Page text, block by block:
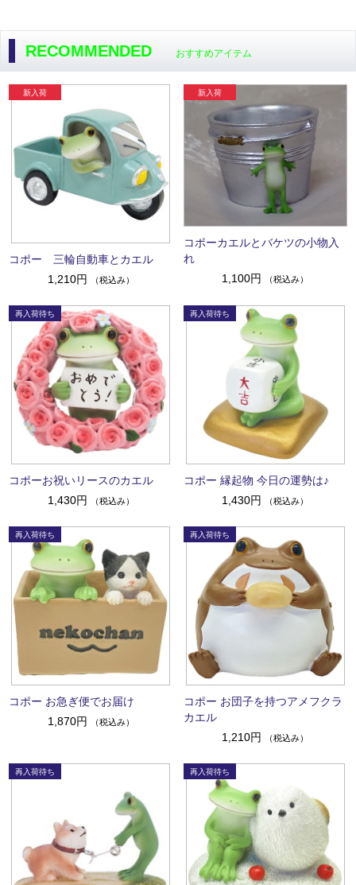
RECOMMENDED おすすめアイテム
コポー 三輪自動車とカエル
1,210円
（税込み）
コポーカエルとバケツの小物入
れ
1,100円
（税込み）
コポーお祝いリースのカエル
1,430円
（税込み）
コポー 縁起物 今日の運勢は♪
1,430円
（税込み）
コポー お急ぎ便でお届け
1,870円
（税込み）
コポー お団子を持つアメフクラ
カエル
1,210円
（税込み）